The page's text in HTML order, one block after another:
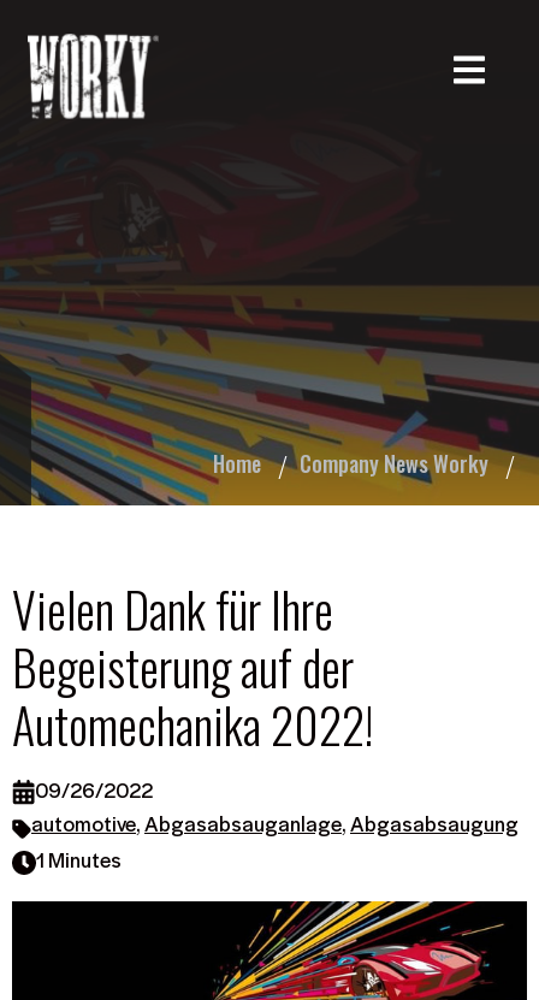
Home Company News Worky
Vielen Dank für Ihre
Begeisterung auf der
Automechanika 2022!
09/26/2022
automotive, Abgasabsauganlage, Abgasabsaugung
1 Minutes